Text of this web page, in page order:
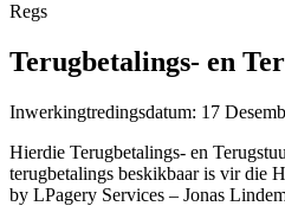
Regs
Terugbetalings- en
Inwerkingtredingsdatum: 17
Hierdie Terugbetalings- en
terugbetalings beskikbaar is vir die
by LPagery Services – Jonas